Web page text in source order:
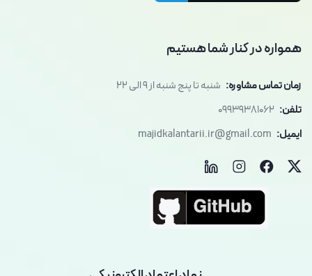
همواره در کنار شما هستیم
زمان تماس مشاوره: شنبه تا پنج شنبه از 9 الی 22
تلفن: 09939381062
ایمیل: majidkalantarii.ir@gmail.com